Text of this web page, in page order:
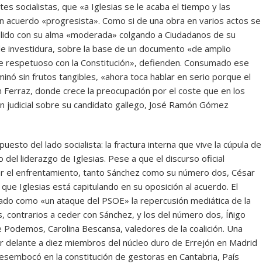
socialistas, que «a Iglesias se le acaba el tiempo y las
acuerdo «progresista». Como si de una obra en varios actos se
con su alma «moderada» colgando a Ciudadanos de su
investidura, sobre la base de un documento «de amplio
con la Constitución», defienden. Consumado ese
sin frutos tangibles, «ahora toca hablar en serio porque el
donde crece la preocupación por el coste que en los
judicial sobre su candidato gallego, José Ramón Gómez
del lado socialista: la fractura interna que vive la cúpula de
liderazgo de Iglesias. Pese a que el discurso oficial
el enfrentamiento, tanto Sánchez como su número dos, César
Iglesias está capitulando en su oposición al acuerdo. El
como «un ataque del PSOE» la repercusión mediática de la
a ceder con Sánchez, y los del número dos, Íñigo
Carolina Bescansa, valedores de la coalición. Una
delante a diez miembros del núcleo duro de Errejón en Madrid
en la constitución de gestoras en Cantabria, País